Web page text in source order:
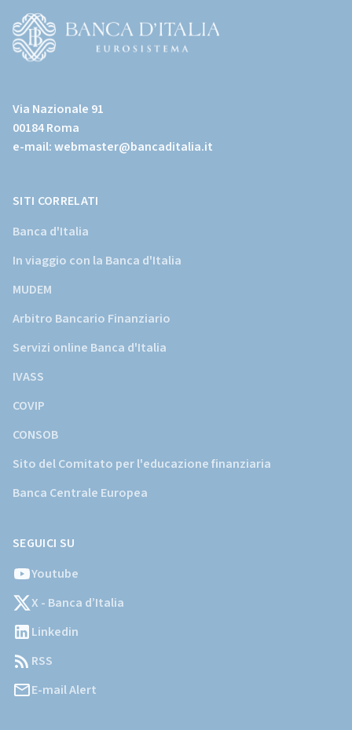
page)
sito
istituzionale
della
Via Nazionale 91
00184 Roma
e-mail:webmaster@bancaditalia.it
SITI CORRELATI
Banca d'Italia
In viaggio con la Banca d'Italia
MUDEM
Arbitro Bancario Finanziario
Servizi online Banca d'Italia
IVASS
COVIP
CONSOB
Sito del Comitato per l'educazione finanziaria
Banca Centrale Europea
SEGUICI SU
Youtube
X - Banca d’Italia
Linkedin
RSS
E-mail Alert